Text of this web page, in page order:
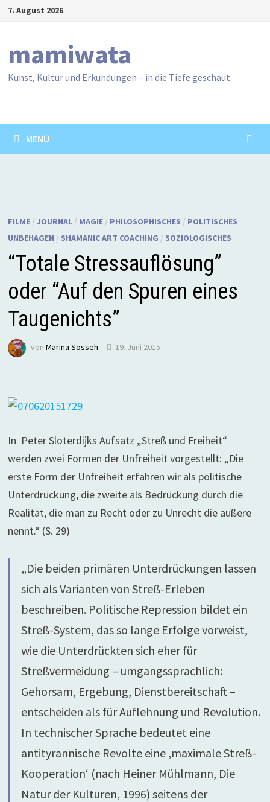
Zum7. August 2026
mamiwata
Kunst, Kultur und Erkundungen – in die Tiefe geschaut
MENÜ
FILME/ JOURNAL/ MAGIE/ PHILOSOPHISCHES / POLITISCHES
UNBEHAGEN / SHAMANIC ART COACHING / SOZIOLOGISCHES
“Totale Stressauflösung”
oder “Auf den Spuren eines
Taugenichts”
von Marina Sosseh 19. Juni 2015
In Peter Sloterdijks Aufsatz „Streß und Freiheit“
werden zwei Formen der Unfreiheit vorgestellt: „Die
erste Form der Unfreiheit erfahren wir als politische
Unterdrückung, die zweite als Bedrückung durch die
Realität, die man zu Recht oder zu Unrecht die äußere
nennt.“ (S. 29)
„Die beiden primären Unterdrückungen lassen
sich als Varianten von Streß-Erleben
beschreiben. Politische Repression bildet ein
Streß-System, das so lange Erfolge vorweist,
wie die Unterdrückten sich eher für
Streßvermeidung – umgangssprachlich:
Gehorsam, Ergebung, Dienstbereitschaft –
entscheiden als für Auflehnung und Revolution.
In technischer Sprache bedeutet eine
antityrannische Revolte eine ,maximale Streß-
Kooperation‘ (nach Heiner Mühlmann, Die
Natur der Kulturen, 1996) seitens der